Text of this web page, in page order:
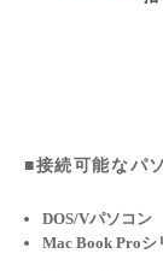
■接続可能なパ
DOS/Vパソコン
Mac Book Proシ